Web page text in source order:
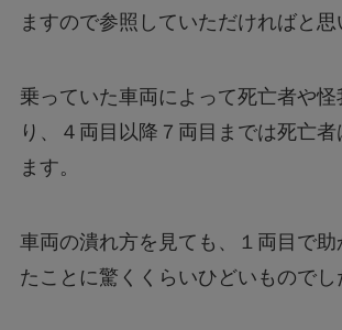
ますので参照していただければと思
乗っていた車両によって死亡者や
り、４両目以降７両目までは死亡
ます。
車両の潰れ方を見ても、１両目で助
たことに驚くくらいひどいものでし